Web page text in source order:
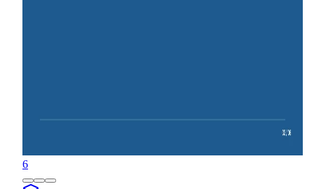
6